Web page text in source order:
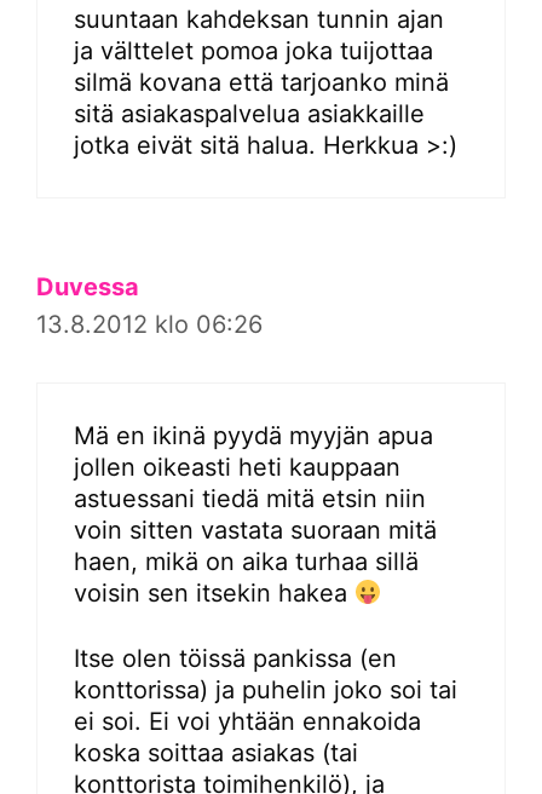
suuntaan kahdeksan tunnin ajan
ja välttelet pomoa joka tuijottaa
silmä kovana että tarjoanko minä
sitä asiakaspalvelua asiakkaille
jotka eivät sitä halua. Herkkua >:)
Duvessa
13.8.2012 klo 06:26
Mä en ikinä pyydä myyjän apua
jollen oikeasti heti kauppaan
astuessani tiedä mitä etsin niin
voin sitten vastata suoraan mitä
haen, mikä on aika turhaa sillä
voisin sen itsekin hakea
Itse olen töissä pankissa (en
konttorissa) ja puhelin joko soi tai
ei soi. Ei voi yhtään ennakoida
koska soittaa asiakas (tai
konttorista toimihenkilö), ja